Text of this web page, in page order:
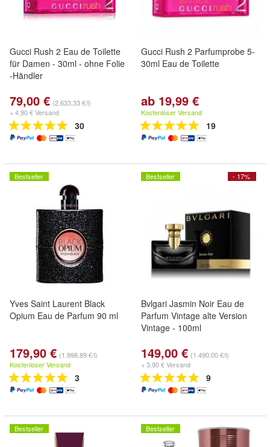
Gucci Rush 2 Eau de Toilette
für Damen - 30ml - ohne Folie
-Händler
79,00 € (2.633,33 €/l)
+ 4,90 € Versand
30
Gucci Rush 2 Parfumprobe 5-
30ml Eau de Toilette
ab 19,99 €
Kostenloser Versand
19
Bestseller
Yves Saint Laurent Black
Opium Eau de Parfum 90 ml
179,90 € (1.998,89 €/l)
Kostenloser Versand
3
- 17%
Bestseller
Bvlgari Jasmin Noir Eau de
Parfum Vintage alte Version
Vintage - 100ml
149,00 € (1.490,00 €/l)
+ 3,90 € Versand
9
Bestseller Bestseller